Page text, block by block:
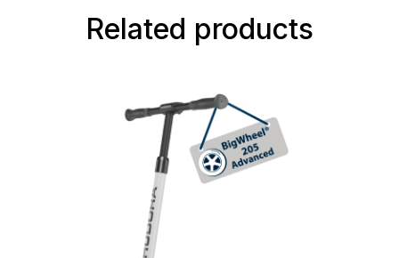
Skip product galleryRelated products